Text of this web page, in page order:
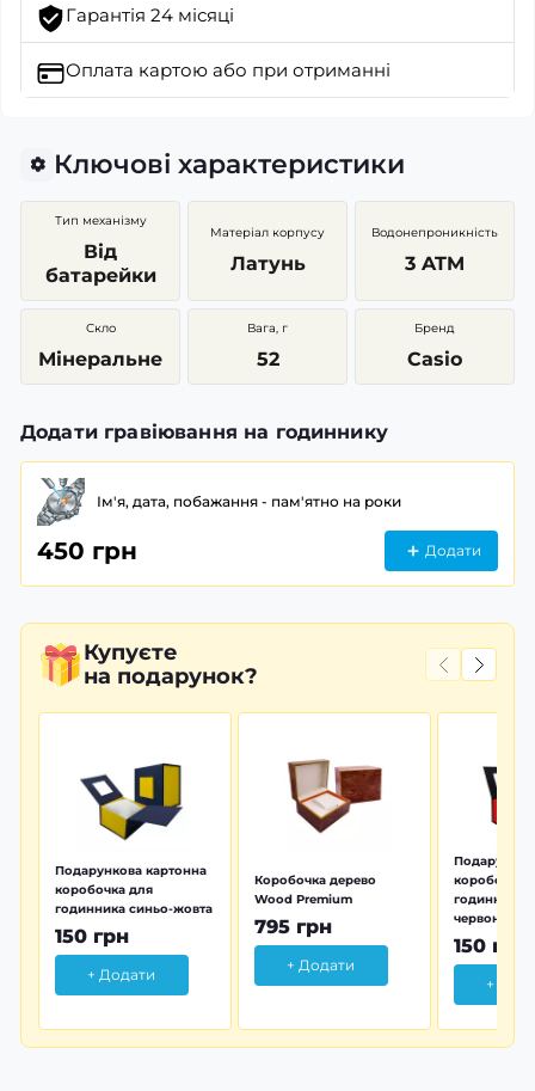
Гарантія 24 місяці
Оплата картою або при отриманні
Ключові характеристики
Тип механізму
Від
батарейки
Матеріал корпусу
Латунь
Водонепроникність
3 ATM
Скло
Мінеральне
Вага, г
52
Бренд
Casio
Додати гравіювання на годиннику
Ім'я, дата, побажання - пам'ятно на роки
450 грн Додати
Купуєте
на подарунок?
Подарункова картонна
коробочка для
годинника синьо-жовта
150 грн
+ Додати
Коробочка дерево
Wood Premium
795 грн
+ Додати
коробочка
годинника
червона
150 грн
+